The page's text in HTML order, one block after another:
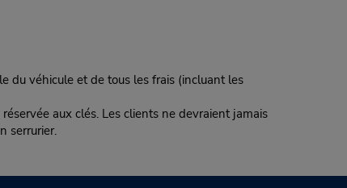
du véhicule et de tous les frais (incluant les
aux clés. Les clients ne devraient jamais
serrurier.